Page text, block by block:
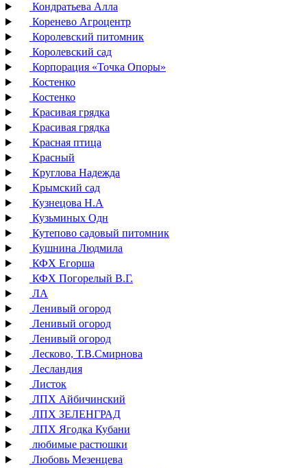
Кондратьева Алла
Коренево Агроцентр
Королевский питомник
Королевский сад
Корпорация «Точка Опоры»
Костенко
Костенко
Красивая грядка
Красивая грядка
Красная птица
Красный
Круглова Надежда
Крымский сад
Кузнецова Н.А
Кузьминых Одн
Кутепово садовый питомник
Кушнина Людмила
КФХ Егорша
КФХ Погорелый В.Г.
ЛА
Ленивый огород
Ленивый огород
Ленивый огород
Лесково, Т.В.Смирнова
Лесландия
Листок
ЛПХ Айбичинский
ЛПХ ЗЕЛЕНГРАД
ЛПХ Ягодка Кубани
любимые растюшки
Любовь Мезенцева